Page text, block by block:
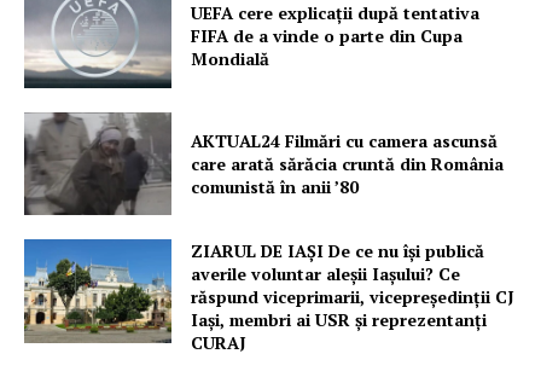
UEFA cere explicații după tentativa
FIFA de a vinde o parte din Cupa
Mondială
AKTUAL24 Filmări cu camera ascunsă
care arată sărăcia cruntă din România
comunistă în anii ’80
ZIARUL DE IAȘI De ce nu își publică
averile voluntar aleșii Iașului? Ce
răspund viceprimarii, vicepreședinții CJ
Iași, membri ai USR și reprezentanți
CURAJ